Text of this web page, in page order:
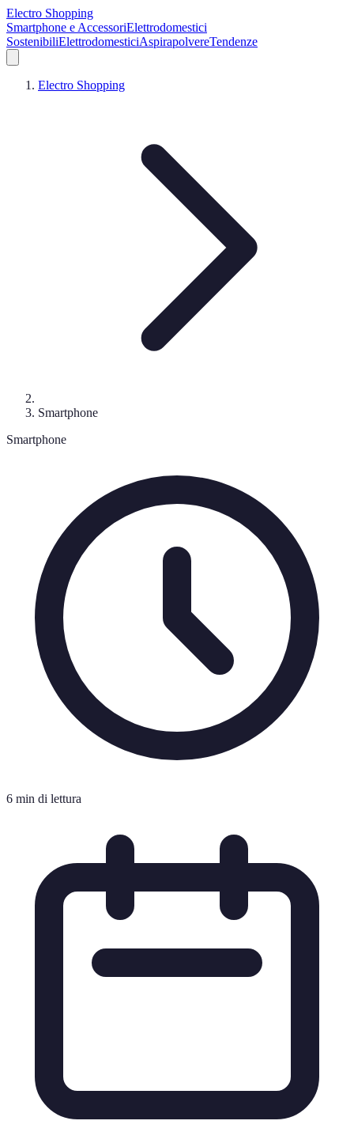
Electro Shopping
Smartphone e AccessoriElettrodomestici
SostenibiliElettrodomesticiAspirapolvereTendenze
Electro Shopping
Smartphone
Smartphone
6 min di lettura